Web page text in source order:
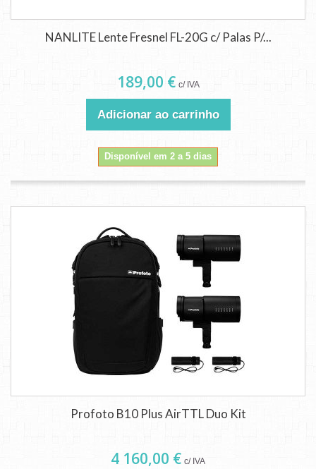
NANLITE Lente Fresnel FL-20G c/ Palas P/...
189,00 € c/ IVA
Adicionar ao carrinho
Disponível em 2 a 5 dias
Profoto B10 Plus AirTTL Duo Kit
4 160,00 € c/ IVA